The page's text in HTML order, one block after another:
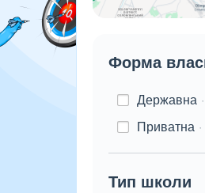
Форма
Державна
Приватна
Тип школи